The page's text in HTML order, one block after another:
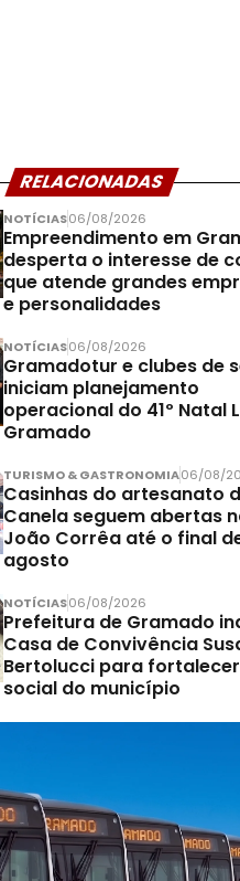
RELACIONADAS
NOTÍCIAS06/08/2026
Empreendimento em
desperta o interesse de
que atende grandes
e personalidades
NOTÍCIAS06/08/2026
Gramadotur e clubes de
iniciam planejamento
operacional do 41º Natal
Gramado
TURISMO & GASTRONOMIA06/08/
Casinhas do artesanato
Canela seguem abertas
João Corrêa até o final
agosto
NOTÍCIAS06/08/2026
Prefeitura de Gramado
Casa de Convivência
Bertolucci para
social do município